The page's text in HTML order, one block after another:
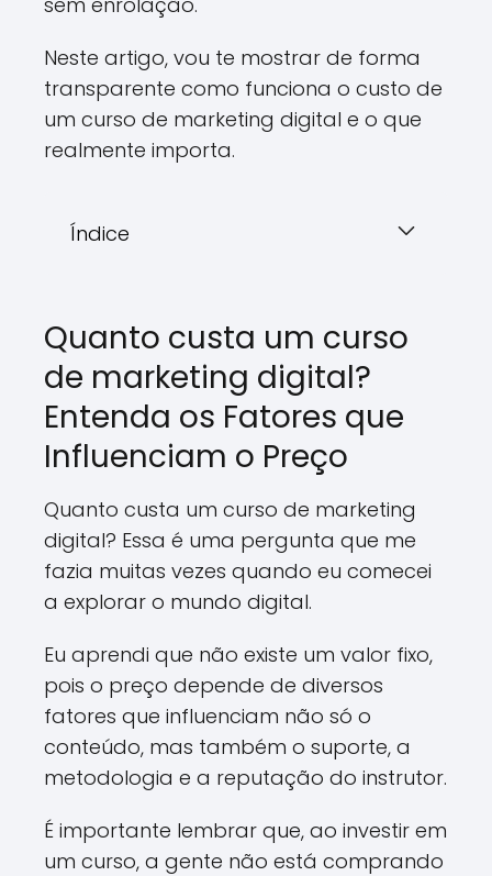
Neste artigo, vou te mostrar de forma
transparente como funciona o custo de
um curso de marketing digital e o que
realmente importa.
Índice
Quanto custa um curso
de marketing digital?
Entenda os Fatores que
Influenciam o Preço
Quanto custa um curso de marketing
digital? Essa é uma pergunta que me
fazia muitas vezes quando eu comecei
a explorar o mundo digital.
Eu aprendi que não existe um valor fixo,
pois o preço depende de diversos
fatores que influenciam não só o
conteúdo, mas também o suporte, a
metodologia e a reputação do instrutor.
É importante lembrar que, ao investir em
um curso, a gente não está comprando